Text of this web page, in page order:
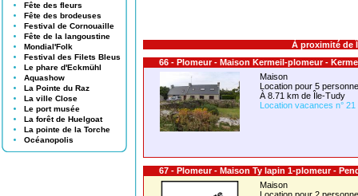
Fête des fleurs
Fête des brodeuses
Festival de Cornouaille
Fête de la langoustine
Mondial'Folk
Festival des Filets Bleus
Le phare d'Eckmühl
Aquashow
La Pointe du Raz
La ville Close
Le port musée
La forêt de Huelgoat
La pointe de la Torche
Océanopolis
À proximité de
66 - Plomeur - Maison Kermeil-plomeur -
Maison
Location pour 5
À 8.71 km de Île-Tudy
Location vacances n° 21
67 - Plomeur - Maison Ty lapin 1-plomeur -
Maison